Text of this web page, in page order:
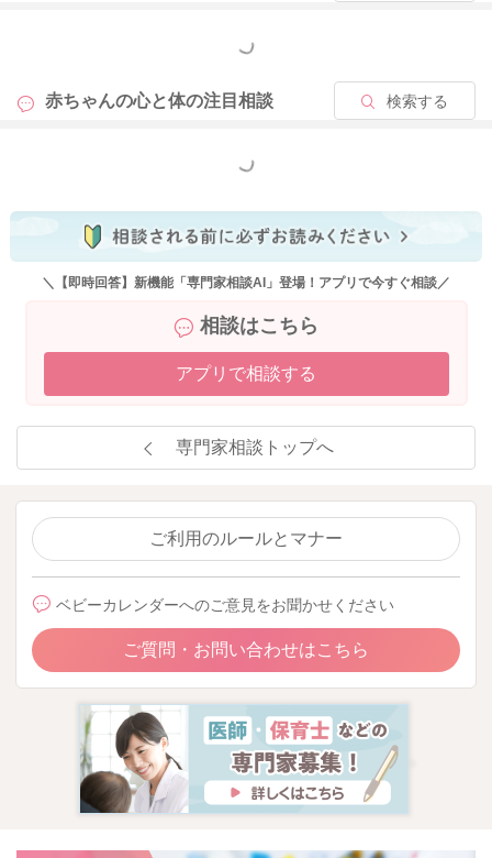
もっと見る
赤ちゃんの心と体の注目相談 検索する
もっと見る
＼【即時回答】新機能「専門家相談AI」登場！アプリで今すぐ相談／
相談はこちら
アプリで相談する
専門家相談トップへ
ご利用のルールとマナー
ベビーカレンダーへのご意見をお聞かせください
ご質問・お問い合わせはこちら